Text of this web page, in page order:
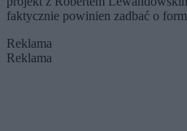
faktycznie powinien zadbać o
Reklama
Reklama